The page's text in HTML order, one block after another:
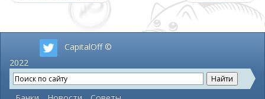
CapitalOff ©
2022